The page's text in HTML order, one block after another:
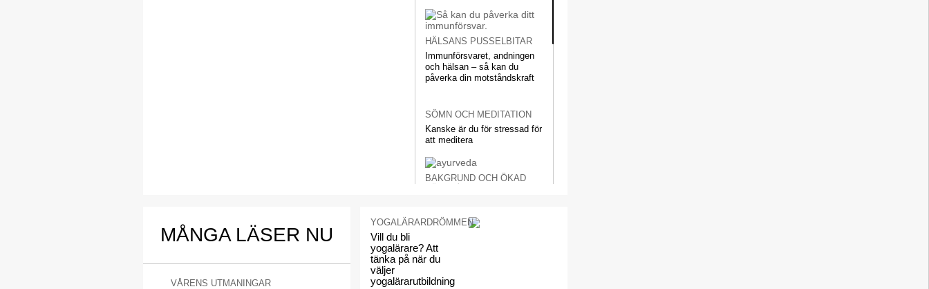
HÄLSANS PUSSELBITAR
Immunförsvaret, andningen
och hälsan – så kan du
påverka din motståndskraft
SÖMN OCH MEDITATION
Kanske är du för stressad för
att meditera
BAKGRUND OCH ÖKAD
läkekonsten
MÅNGA LÄSER NU
VÅRENS UTMANINGAR
YOGALÄRARDRÖMMEN
Vill du bli
yogalärare? Att
tänka på när du
väljer
yogalärarutbildning